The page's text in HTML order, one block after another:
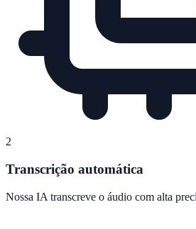
2
Transcrição automática
Nossa IA transcreve o áudio com alta